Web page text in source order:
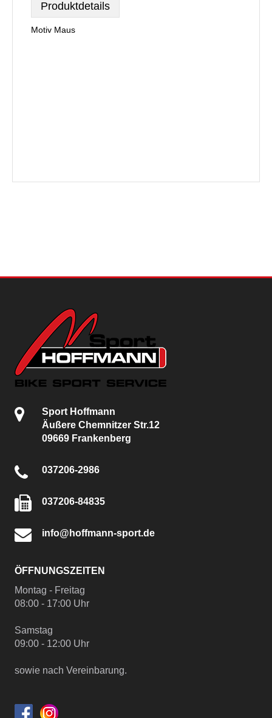
Produktdetails
Motiv Maus
Sport Hoffmann
Äußere Chemnitzer Str.12
09669 Frankenberg
037206-2986
037206-84835
info@hoffmann-sport.de
ÖFFNUNGSZEITEN
Montag - Freitag
08:00 - 17:00 Uhr
Samstag
09:00 - 12:00 Uhr
sowie nach Vereinbarung.